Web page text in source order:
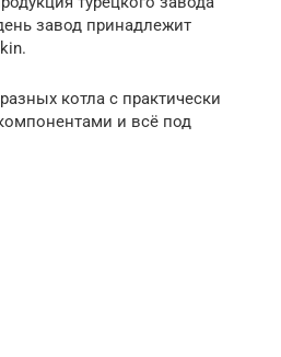
завод принадлежит
котла с практически
и всё под